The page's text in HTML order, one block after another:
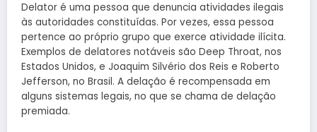
Delator é uma pessoa que denuncia atividades ilegais
às autoridades constituídas. Por vezes, essa pessoa
pertence ao próprio grupo que exerce atividade ilícita.
Exemplos de delatores notáveis são Deep Throat, nos
Estados Unidos, e Joaquim Silvério dos Reis e Roberto
Jefferson, no Brasil. A delação é recompensada em
alguns sistemas legais, no que se chama de delação
premiada.